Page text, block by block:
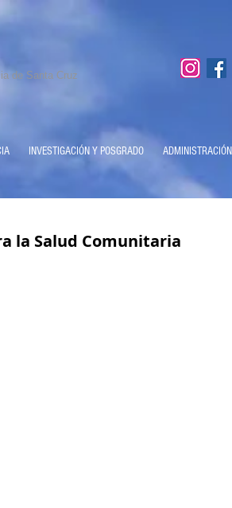
de Santa Cruz
INVESTIGACIÓN Y POSGRADO ADMINISTRACIÓN
la Salud Comunitaria